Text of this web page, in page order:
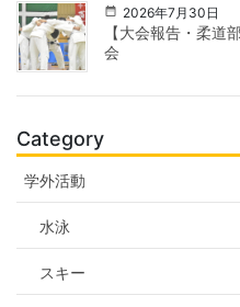
2026年7月30日
【大会報告・柔道
会
Category
学外活動
水泳
スキー